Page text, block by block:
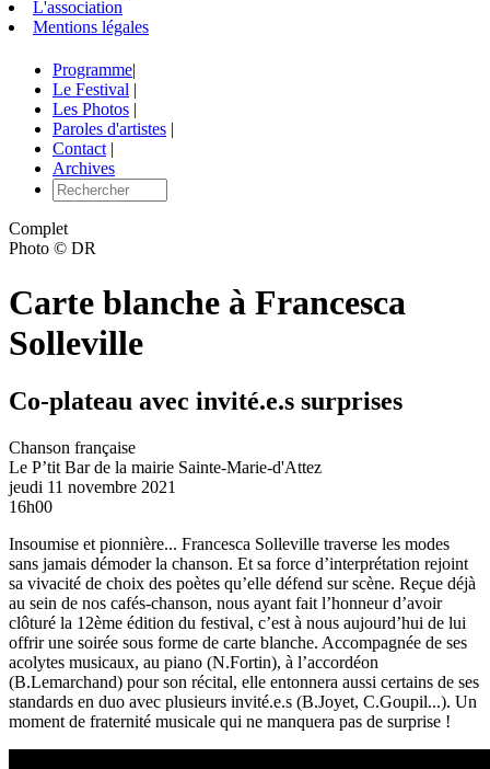
L'association
Mentions légales
Programme|
Le Festival |
Les Photos |
Paroles d'artistes |
Contact |
Archives
Complet
Photo © DR
Carte blanche à Francesca
Solleville
Co-plateau avec invité.e.s surprises
Chanson française
Le P’tit Bar de la mairie Sainte-Marie-d'Attez
jeudi 11 novembre 2021
16h00
Insoumise et pionnière... Francesca Solleville traverse les modes
sans jamais démoder la chanson. Et sa force d’interprétation rejoint
sa vivacité de choix des poètes qu’elle défend sur scène. Reçue déjà
au sein de nos cafés-chanson, nous ayant fait l’honneur d’avoir
clôturé la 12ème édition du festival, c’est à nous aujourd’hui de lui
offrir une soirée sous forme de carte blanche. Accompagnée de ses
acolytes musicaux, au piano (N.Fortin), à l’accordéon
(B.Lemarchand) pour son récital, elle entonnera aussi certains de ses
standards en duo avec plusieurs invité.e.s (B.Joyet, C.Goupil...). Un
moment de fraternité musicale qui ne manquera pas de surprise !